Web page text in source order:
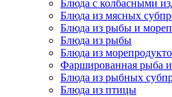
Блюда с колбасными
Блюда из мясных
Блюда из рыбы и
Блюда из рыбы
Блюда из
Фаршированная рыба
Блюда из рыбных
Блюда из птицы